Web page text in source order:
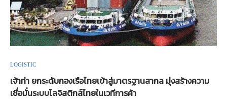
LOGISTIC
เจ้าท่า ยกระดับกองเรือไทยเข้าสู่มาตรฐานสากล มุ่งสร้างความ
เชื่อมั่นระบบโลจิสติกส์ไทยในเวทีการค้า